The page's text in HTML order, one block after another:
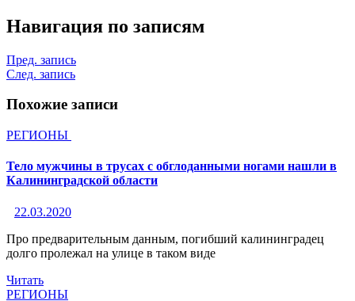
Навигация по записям
Пред. запись
След. запись
Похожие записи
РЕГИОНЫ
Тело мужчины в трусах с обглоданными ногами нашли в
Калининградской области
22.03.2020
Про предварительным данным, погибший калининградец
долго пролежал на улице в таком виде
Читать
РЕГИОНЫ